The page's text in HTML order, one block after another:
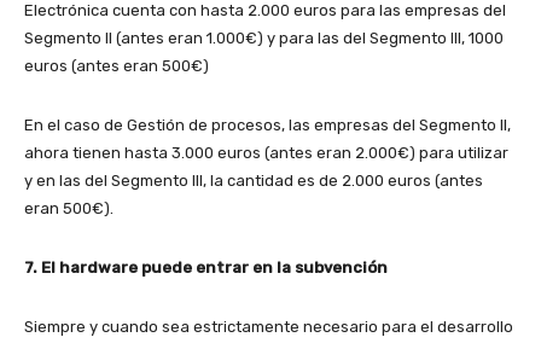
Electrónica cuenta con hasta 2.000 euros para las empresas del
Segmento II (antes eran 1.000€) y para las del Segmento III, 1000
euros (antes eran 500€)
En el caso de Gestión de procesos, las empresas del Segmento II,
ahora tienen hasta 3.000 euros (antes eran 2.000€) para utilizar
y en las del Segmento III, la cantidad es de 2.000 euros (antes
eran 500€).
7. El hardware puede entrar en la subvención
Siempre y cuando sea estrictamente necesario para el desarrollo